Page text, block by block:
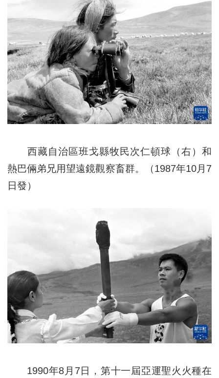
西藏自治區班戈縣牧民次仁頓球（右）和
熱巴倆弟兄用望遠鏡觀察畜群。（1987年10月7
日發）
1990年8月7日，第十一屆亞運聖火火種在